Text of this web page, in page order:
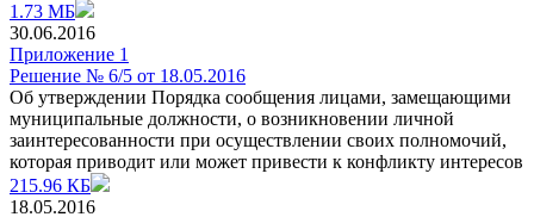
1.73 МБ
30.06.2016
Приложение 1
Решение № 6/5 от 18.05.2016
Об утверждении Порядка сообщения лицами, замещающими
муниципальные должности, о возникновении личной
заинтересованности при осуществлении своих полномочий,
которая приводит или может привести к конфликту интересов
215.96 КБ
18.05.2016